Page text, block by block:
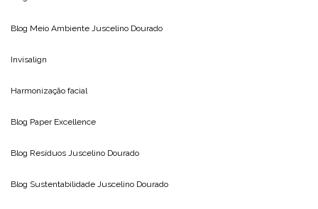
Blog Meio Ambiente Juscelino Dourado
Invisalign
Harmonização facial
Blog Paper Excellence
Blog Resíduos Juscelino Dourado
Blog Sustentabilidade Juscelino Dourado